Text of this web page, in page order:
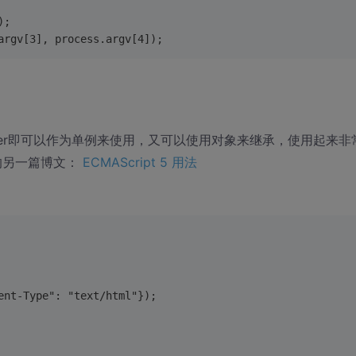
process.argv[4]);
可以作为单例来使用，又可以使用对象来继承，使用起来非
一篇博文： ECMAScript 5 用法
Type": "text/html"});